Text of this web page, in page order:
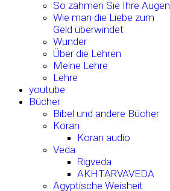
So zähmen Sie Ihre Augen
Wie man die Liebe zum
Geld überwindet
Wunder
Über die Lehren
Meine Lehre
Lehre
youtube
Bücher
Bibel und andere Bücher
Koran
Koran audio
Veda
Rigveda
AKHTARVAVEDA
Ägyptische Weisheit